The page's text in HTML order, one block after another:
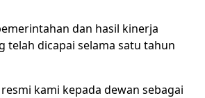
dan hasil kinerja
telah dicapai selama satu tahun
kami kepada dewan sebagai